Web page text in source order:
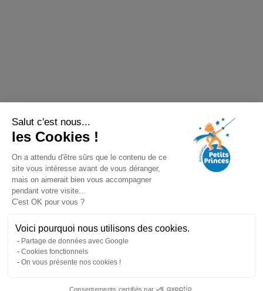
Salut c'est nous...
les Cookies !
On a attendu d'être sûrs que le contenu de ce
site vous intéresse avant de vous déranger,
mais on aimerait bien vous accompagner
pendant votre visite...
C'est OK pour vous ?
Voici pourquoi nous utilisons des cookies.
Partage de données avec Google
Cookies fonctionnels
On vous présente nos cookies !
Consentements certifiés par